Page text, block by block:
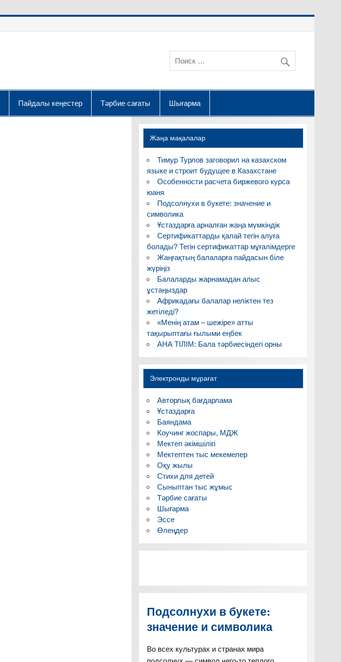
Пайдалы кеңестер Тәрбие сағаты Шығарма
Жаңа мақалалар
Тимур Турлов заговорил на казахском
языке и строит будущее в Казахстане
Особенности расчета биржевого курса
юаня
Подсолнухи в букете: значение и
символика
Ұстаздарға арналған жаңа мүмкіндік
Сертификаттарды қалай тегін алуға
болады? Тегін сертификаттар мұғалімдерге
Жаңғақтың балаларға пайдасын біле
жүріңіз
Балаларды жарнамадан алыс
ұстаңыздар
Африкадағы балалар неліктен тез
жетіледі?
«Менің атам – шежіре» атты
тақырыптағы ғылыми еңбек
АНА ТІЛІМ: Бала тәрбиесіндегі орны
Электронды мұрағат
Авторлық бағдарлама
Ұстаздарға
Баяндама
Коучинг жоспары, МДЖ
Мектеп әкімшілігі
Мектептен тыс мекемелер
Оқу жылы
Стихи для детей
Сыныптан тыс жұмыс
Тәрбие сағаты
Шығарма
Эссе
Өлеңдер
Подсолнухи в букете:
значение и символика
Во всех культурах и странах мира